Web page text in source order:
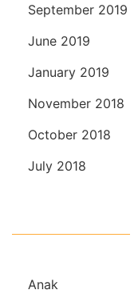
September 2019
June 2019
January 2019
November 2018
October 2018
July 2018
Anak